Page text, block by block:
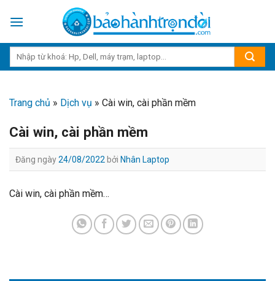
Trang chủ » Dịch vụ » Cài win, cài phần mềm
Cài win, cài phần mềm
Đăng ngày24/08/2022 bởi Nhân Laptop
Cài win, cài phần mềm…